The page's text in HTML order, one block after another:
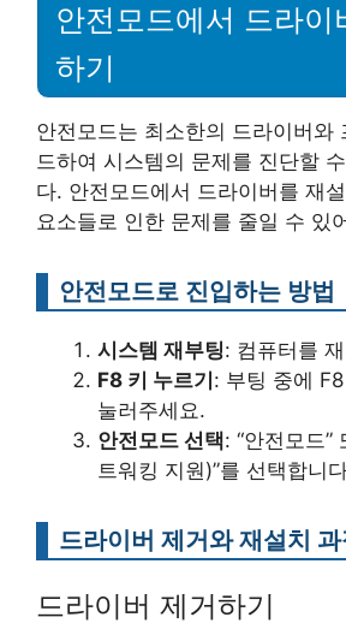
안전모드에서 드라이
하기
안전모드는 최소한의 드라이버와
드하여 시스템의 문제를 진단할
다. 안전모드에서 드라이버를 재
요소들로 인한 문제를 줄일 수 있
안전모드로 진입하는 방법
시스템 재부팅: 컴퓨터를
F8 키 누르기: 부팅 중에
눌러주세요.
안전모드 선택: “안전모드”
트워킹 지원)”를 선택합니
드라이버 제거와 재설치 과
드라이버 제거하기